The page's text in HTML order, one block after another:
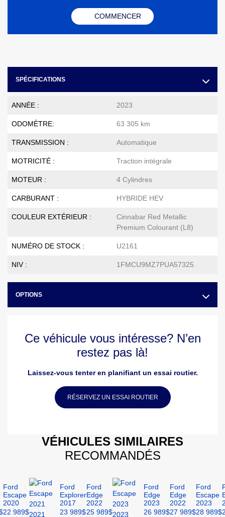
SPÉCIFICATIONS
ANNÉE : 2023
ODOMÈTRE: 63 305 km
TRANSMISSION : Automatique
MOTRICITÉ : Traction intégrale
MOTEUR : 4 Cylindres
CARBURANT : HYBRIDE HEV
COULEUR EXTÉRIEUR :
Cinnabar Red Metallic
Premium Colourant (L8)
NUMÉRO DE STOCK : U2161
NIV : 1FMCU9MZ7PUA57325
OPTIONS
Ce véhicule vous intéresse? N’en
restez pas là!
Laissez-vous tenter en planifiant un essai routier.
RÉSERVEZ UN ESSAI ROUTIER
VÉHICULES SIMILAIRES
RECOMMANDÉS
Ford
Escape
2020
22 989$
Ford
Explorer
2017
23 989$
Ford
Edge
2022
25 989$
Ford
Edge
2023
26 989$
Ford
Edge
2022
27 989$
Ford
Escape
2023
28 989$
COMMENCER